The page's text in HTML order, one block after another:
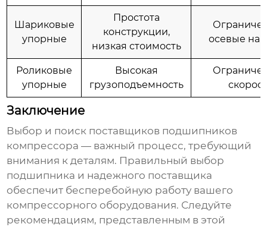
Шариковые
упорные
Простота
конструкции,
низкая стоимость
осевые
Роликовые
упорные
Высокая
грузоподъемность
Заключение
Выбор и поиск поставщиков подшипников
компрессора — важный процесс, требующий
внимания к деталям. Правильный выбор
подшипника и надежного поставщика
обеспечит бесперебойную работу вашего
компрессорного оборудования. Следуйте
рекомендациям, представленным в этой